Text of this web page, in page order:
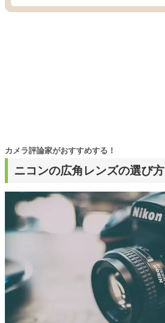
ニコンの広角レンズの選び方
カメラ評論家がおすすめする！